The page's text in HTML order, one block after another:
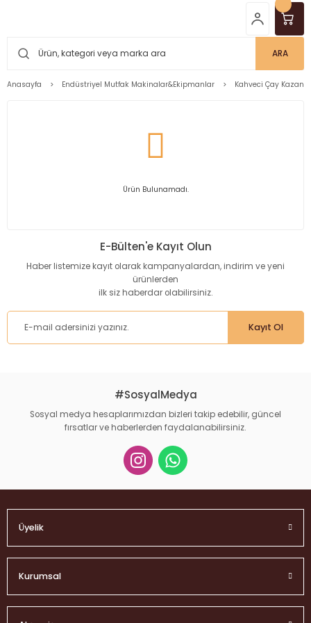
ARA
Anasayfa Endüstriyel Mutfak Makinalar&Ekipmanlar Kahveci Çay
Ürün Bulunamadı.
E-Bülten'e Kayıt Olun
Haber listemize kayıt olarak kampanyalardan, indirim ve yeni
ürünlerden
ilk siz haberdar olabilirsiniz.
Kayıt Ol
#SosyalMedya
Sosyal medya hesaplarımızdan bizleri takip edebilir, güncel
fırsatlar ve haberlerden faydalanabilirsiniz.
Üyelik
Kurumsal